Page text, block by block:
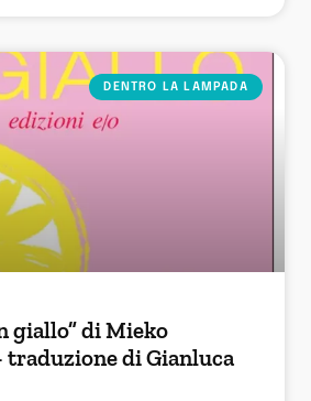
DENTRO LA LAMPADA
giallo” di Mieko
traduzione di Gianluca